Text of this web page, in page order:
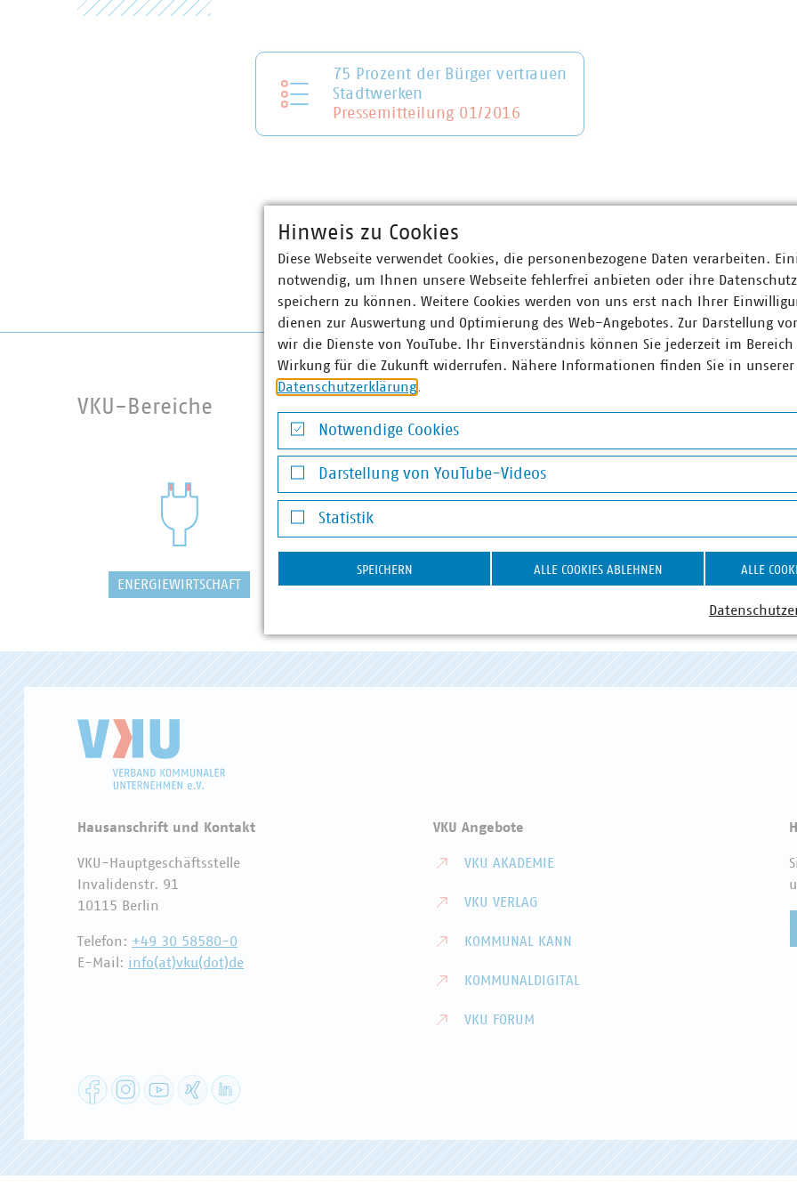
75 Prozent der Bürger vertrauen
Stadtwerken
Pressemitteilung 01/2016
VKU-Bereiche
ENERGIEWIRTSCHAFT WASSER/ABWASSER DIGITALISIERUNG/TK
Hausanschrift und Kontakt
VKU-Hauptgeschäftsstelle
Invalidenstr. 91
10115 Berlin
Telefon: +49 30 58580-0
E-Mail: info(at)vku(dot)de
VKU Angebote
VKU AKADEMIE
VKU VERLAG
KOMMUNAL KANN
KOMMUNALDIGITAL
VKU FORUM
FacebookInstagramYouTube XING
Hinweis zu Cookies
Diese Webseite verwendet Cookies, die personenbezogene Daten verarbeiten.
notwendig, um Ihnen unsere Webseite fehlerfrei anbieten oder ihre
speichern zu können. Weitere Cookies werden von uns erst nach Ihrer
dienen zur Auswertung und Optimierung des Web-Angebotes. Zur Darstellung
wir die Dienste von YouTube. Ihr Einverständnis können Sie jederzeit im
Wirkung für die Zukunft widerrufen. Nähere Informationen finden Sie in unserer
Datenschutzerklärung.
Notwendige Cookies
Notwendige Cookies
Darstellung von YouTube-Videos
Darstellung von YouTube-Videos
Statistik
Statistik
SPEICHERN ALLE COOKIES ABLEHNEN ALLE